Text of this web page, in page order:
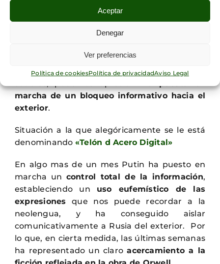
Aceptar
Denegar
Ver preferencias
Política de cookiesPolítica de privacidadAviso Legal
Si a esto le sumamos que dicha ley
las penas por protestar contra el gobierno o
manifestarse contra la operación en Ucrania
simplemente por exhibir una hoja en blanco,
así como las restricciones al uso de las redes
marcha de un bloqueo informativo hacia el
exterior.
Situación a la que alegóricamente se le está
denominando «Telón d Acero Digital»
En algo mas de un mes Putin ha puesto en
marcha un control total de la información,
estableciendo un uso eufemístico de las
expresiones que nos puede recordar a la
neolengua, y ha conseguido aislar
comunicativamente a Rusia del exterior. Por
lo que, en cierta medida, las últimas semanas
ha representado un claroacercamiento a la